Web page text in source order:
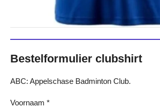
Bestelformulier clubshirt
ABC: Appelschase Badminton Club.
Voornaam *